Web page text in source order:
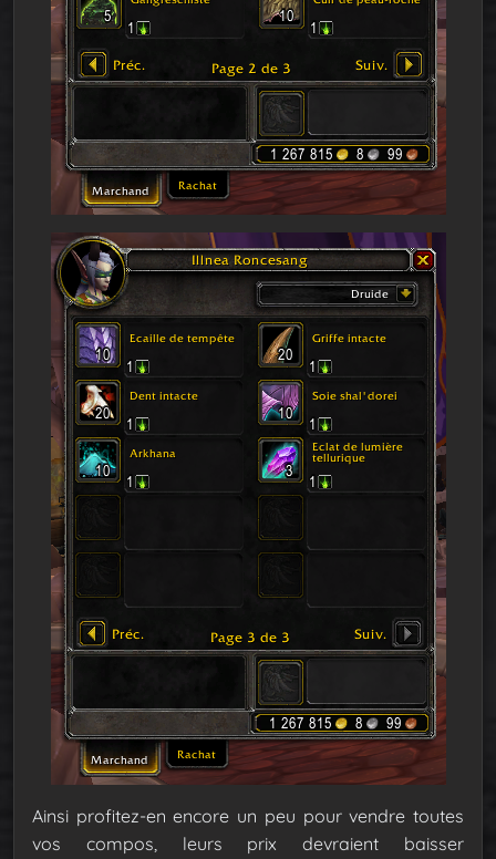
Ainsi profitez-en encore un peu pour vendre toutes
vos compos, leurs prix devraient baisser